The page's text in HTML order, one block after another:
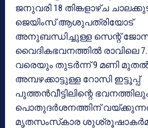
ജനുവരി 18 തിങ്കളാഴ്ച
ജെയിംസ് ആശുപത്രിയോട്
അനുബന്ധിച്ചുള്ള സെന്റ്
വൈദികഭവനത്തില്‍ രാവിലെ
വരെയും തുടര്‍ന്ന് 9 മണി മുതല്‍
അമ്പഴക്കാട്ടുള്ള റോസി ഇട്ടൂപ്പ്
പുത്തന്‍വീട്ടിലിന്റെ
പൊതുദര്‍ശനത്തിന്
മൃതസംസ്‌കാര